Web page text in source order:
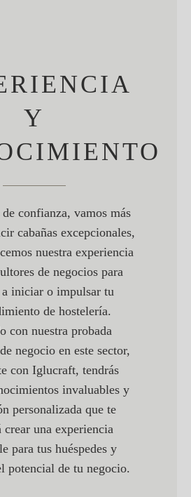
Y
confianza, vamos más
cabañas excepcionales,
nuestra experiencia
de negocios para
a iniciar o impulsar tu
de hostelería.
con nuestra probada
negocio en este sector,
con Iglucraft, tendrás
invaluables y
personalizada que te
una experiencia
para tus huéspedes y
potencial de tu negocio.